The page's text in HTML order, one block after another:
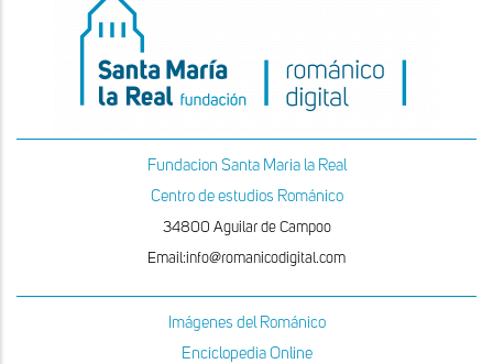
Fundacion Santa Maria la Real
Centro de estudios Románico
34800 Aguilar de Campoo
Email:info@romanicodigital.com
Imágenes del Románico
Enciclopedia Online